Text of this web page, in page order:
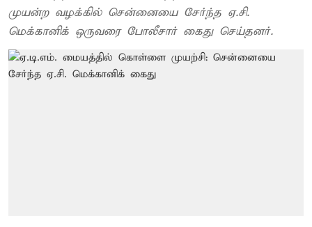
முயன்ற வழக்கில் சென்னையை சேர்ந்த ஏ.சி.
மெக்கானிக் ஒருவரை போலீசார் கைது செய்தனர்.